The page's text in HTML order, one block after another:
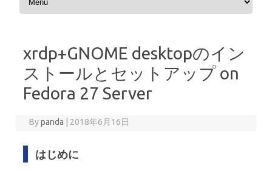
xrdp+GNOME desktopのイン
ストールとセットアップ on
Fedora 27 Server
Bypanda 2018年6月16日
はじめに